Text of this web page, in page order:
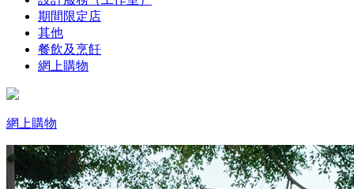
期間限定店
其他
餐飲及烹飪
網上購物
網上購物